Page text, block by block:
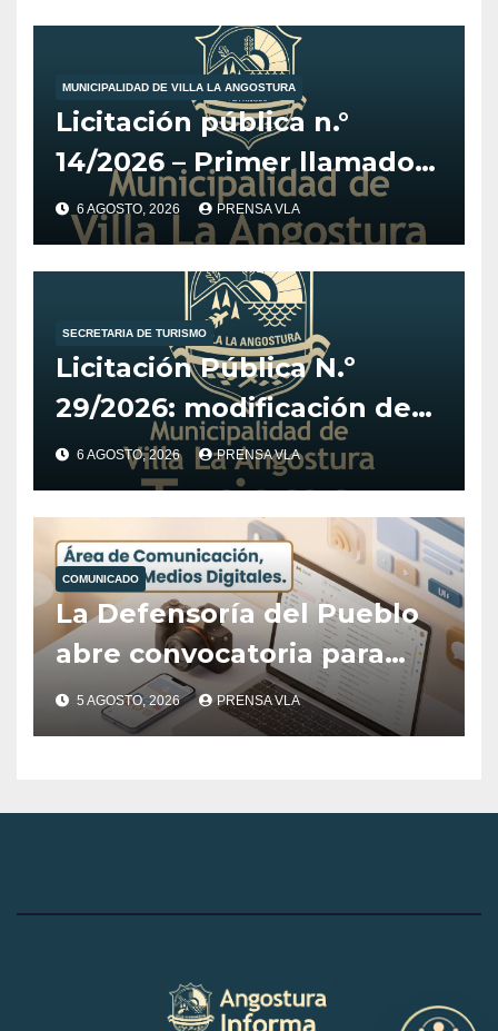
MUNICIPALIDAD DE VILLA LA ANGOSTURA
Licitación pública n.°
14/2026 – Primer llamado
para la adquisición de
vehículo adaptado para
CET.
6 AGOSTO, 2026 PRENSA VLA
SECRETARIA DE TURISMO
Licitación Pública N.º
29/2026: modificación de
fechas para el Desarrollo
de Estrategia y
Posicionamiento Digital
del Destino Villa La
Angostura
6 AGOSTO, 2026 PRENSA VLA
COMUNICADO
La Defensoría del Pueblo
abre convocatoria para
cubrir el área de
Comunicación, Prensa y
5 AGOSTO, 2026 PRENSA VLA